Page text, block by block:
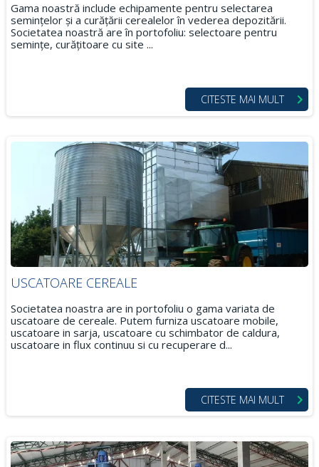
Gama noastră include echipamente pentru selectarea
semințelor și a curățării cerealelor în vederea depozitării.
Societatea noastră are în portofoliu: selectoare pentru
semințe, curățitoare cu site ...
CITESTE MAI MULT
USCATOARE CEREALE
Societatea noastra are in portofoliu o gama variata de
uscatoare de cereale. Putem furniza uscatoare mobile,
uscatoare in sarja, uscatoare cu schimbator de caldura,
uscatoare in flux continuu si cu recuperare d...
CITESTE MAI MULT